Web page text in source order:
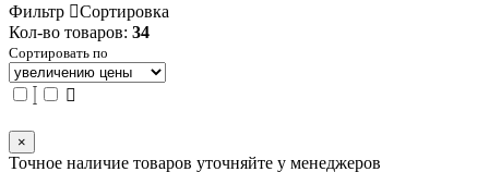
Фильтр
Сортировка
Кол-во товаров: 34
Сортировать по
×
Точное наличие товаров уточняйте у менеджеров